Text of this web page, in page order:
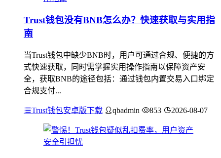
Trust钱包没有BNB怎么办？快速获取与实用指
南
当Trust钱包中缺少BNB时，用户可通过合规、便捷的方
式快速获取，同时需掌握实用操作指南以保障资产安
全，获取BNB的途径包括：通过钱包内置交易入口绑定
合规支付...
Trust钱包安卓版下载 qbadmin 853 2026-08-07